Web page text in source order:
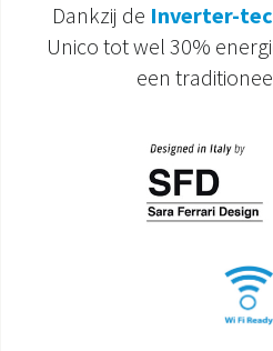
Dankzij de Inverter-
Unico tot wel 30%
een